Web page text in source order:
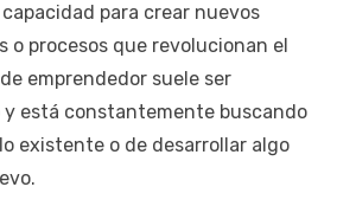
para crear nuevos
o procesos que revolucionan el
emprendedor suele ser
está constantemente buscando
existente o de desarrollar algo